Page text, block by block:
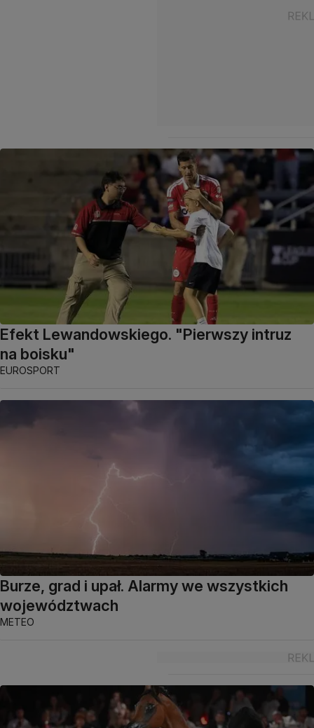
Efekt Lewandowskiego. "Pierwszy intruz
na boisku"
EUROSPORT
Burze, grad i upał. Alarmy we wszystkich
województwach
METEO